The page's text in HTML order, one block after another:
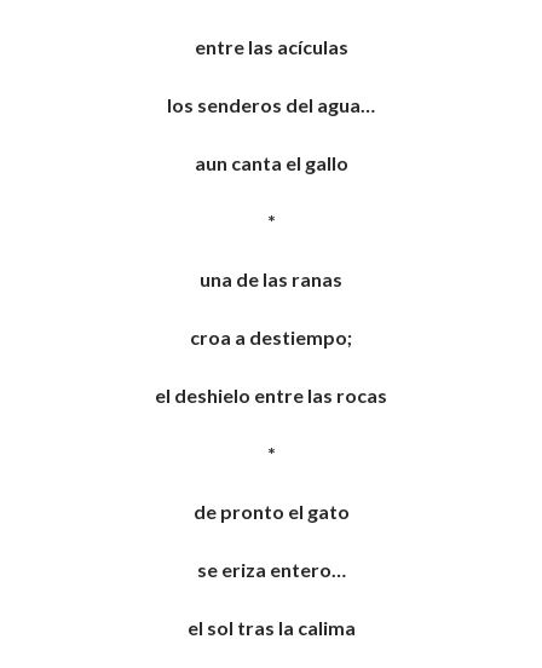
entre las acículas
los senderos del agua…
aun canta el gallo
*
una de las ranas
croa a destiempo;
el deshielo entre las rocas
*
de pronto el gato
se eriza entero…
el sol tras la calima